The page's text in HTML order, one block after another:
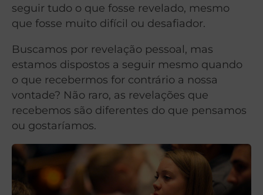
seguir tudo o que fosse revelado, mesmo
que fosse muito difícil ou desafiador.
Buscamos por revelação pessoal, mas
estamos dispostos a seguir mesmo quando
o que recebermos for contrário a nossa
vontade? Não raro, as revelações que
recebemos são diferentes do que pensamos
ou gostaríamos.